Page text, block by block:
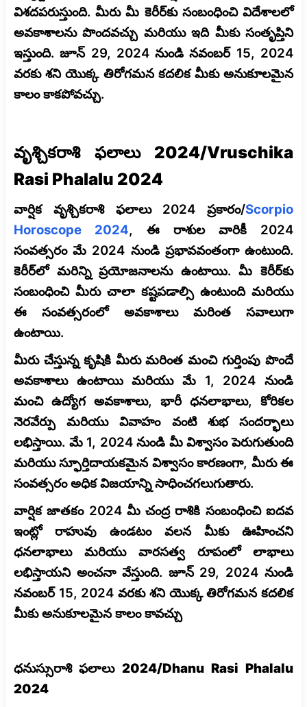
విశదపరుస్తుంది. మీరు మీ కెరీర్‌కు సంబంధించి విదేశాలలో
అవకాశాలను పొందవచ్చు మరియు ఇది మీకు సంతృప్తిని
ఇస్తుంది. జూన్ 29, 2024 నుండి నవంబర్ 15, 2024
వరకు శని యొక్క తిరోగమన కదలిక మీకు అనుకూలమైన
కాలం కాకపోవచ్చు.
వృశ్చికరాశి ఫలాలు 2024/Vruschika
Rasi Phalalu 2024
వార్షిక వృశ్చికరాశి ఫలాలు 2024 ప్రకారం/Scorpio
Horoscope 2024, ఈ రాశుల వారికీ 2024
సంవత్సరం మే 2024 నుండి ప్రభావవంతంగా ఉంటుంది.
కెరీర్‌లో మరిన్ని ప్రయోజనాలను ఉంటాయి. మీ కెరీర్‌కు
సంబంధించి మీరు చాలా కష్టపడాల్సి ఉంటుంది మరియు
ఈ సంవత్సరంలో అవకాశాలు మరింత సవాలుగా
ఉంటాయి.
మీరు చేస్తున్న కృషికి మీరు మరింత మంచి గుర్తింపు పొందే
అవకాశాలు ఉంటాయి మరియు మే 1, 2024 నుండి
మంచి ఉద్యోగ అవకాశాలు, భారీ ధనలాభాలు, కోరికల
నెరవేర్పు మరియు వివాహం వంటి శుభ సందర్భాలు
లభిస్తాయి. మే 1, 2024 నుండి మీ విశ్వాసం పెరుగుతుంది
మరియు స్ఫూర్తిదాయకమైన విశ్వాసం కారణంగా, మీరు ఈ
సంవత్సరం అధిక విజయాన్ని సాధించగలుగుతారు.
వార్షిక జాతకం 2024 మీ చంద్ర రాశికి సంబంధించి ఐదవ
ఇంట్లో రాహువు ఉండటం వలన మీకు ఊహించని
ధనలాభాలు మరియు వారసత్వ రూపంలో లాభాలు
లభిస్తాయని అంచనా వేస్తుంది. జూన్ 29, 2024 నుండి
నవంబర్ 15, 2024 వరకు శని యొక్క తిరోగమన కదలిక
మీకు అనుకూలమైన కాలం కావచ్చు
ధనుస్సురాశి ఫలాలు 2024/Dhanu Rasi Phalalu
2024